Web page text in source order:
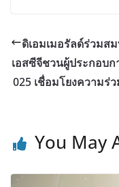
ดิเอมเมอรัลด์ร่วม
เอสซีจีชวนผู้ประกอบ
025 เชื่อมโยงความ
You May